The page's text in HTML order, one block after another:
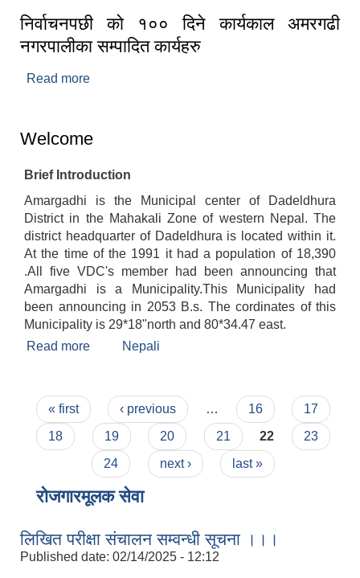
निर्वाचनपछी को १०० दिने कार्यकाल अमरगढी
नगरपालीका सम्पादित कार्यहरु
Read more
Welcome
Brief Introduction
Amargadhi is the Municipal center of Dadeldhura
District in the Mahakali Zone of western Nepal. The
district headquarter of Dadeldhura is located within it.
At the time of the 1991 it had a population of 18,390
.All five VDC's member had been announcing that
Amargadhi is a Municipality.This Municipality had
been announcing in 2053 B.s. The cordinates of this
Municipality is 29*18"north and 80*34.47 east.
Read more about Welcome
Nepali
Pages
« first ‹ previous … 16
17
18
19 20 21 22
23
24
next › last »
रोजगारमूलक सेवा
लिखित परीक्षा संचालन सम्वन्धी सूचना ।।।
Published date: 02/14/2025 - 12:12